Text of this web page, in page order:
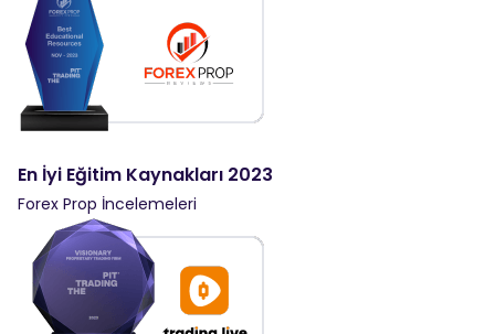
En İyi Eğitim Kaynakları 2023
Forex Prop İncelemeleri